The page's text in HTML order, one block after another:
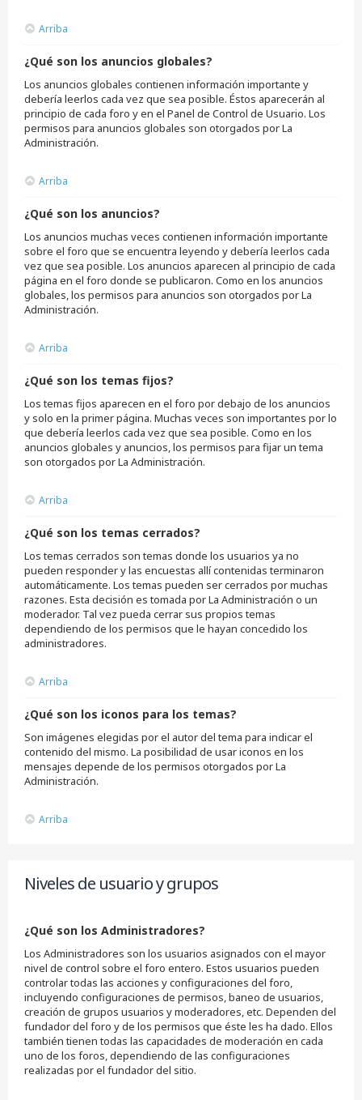
Arriba
¿Qué son los anuncios globales?
Los anuncios globales contienen información importante y
debería leerlos cada vez que sea posible. Éstos aparecerán al
principio de cada foro y en el Panel de Control de Usuario. Los
permisos para anuncios globales son otorgados por La
Administración.
Arriba
¿Qué son los anuncios?
Los anuncios muchas veces contienen información importante
sobre el foro que se encuentra leyendo y debería leerlos cada
vez que sea posible. Los anuncios aparecen al principio de cada
página en el foro donde se publicaron. Como en los anuncios
globales, los permisos para anuncios son otorgados por La
Administración.
Arriba
¿Qué son los temas fijos?
Los temas fijos aparecen en el foro por debajo de los anuncios
y solo en la primer página. Muchas veces son importantes por lo
que debería leerlos cada vez que sea posible. Como en los
anuncios globales y anuncios, los permisos para fijar un tema
son otorgados por La Administración.
Arriba
¿Qué son los temas cerrados?
Los temas cerrados son temas donde los usuarios ya no
pueden responder y las encuestas allí contenidas terminaron
automáticamente. Los temas pueden ser cerrados por muchas
razones. Esta decisión es tomada por La Administración o un
moderador. Tal vez pueda cerrar sus propios temas
dependiendo de los permisos que le hayan concedido los
administradores.
Arriba
¿Qué son los iconos para los temas?
Son imágenes elegidas por el autor del tema para indicar el
contenido del mismo. La posibilidad de usar iconos en los
mensajes depende de los permisos otorgados por La
Administración.
Arriba
Niveles de usuario y grupos
¿Qué son los Administradores?
Los Administradores son los usuarios asignados con el mayor
nivel de control sobre el foro entero. Estos usuarios pueden
controlar todas las acciones y configuraciones del foro,
incluyendo configuraciones de permisos, baneo de usuarios,
creación de grupos usuarios y moderadores, etc. Dependen del
fundador del foro y de los permisos que éste les ha dado. Ellos
también tienen todas las capacidades de moderación en cada
uno de los foros, dependiendo de las configuraciones
realizadas por el fundador del sitio.